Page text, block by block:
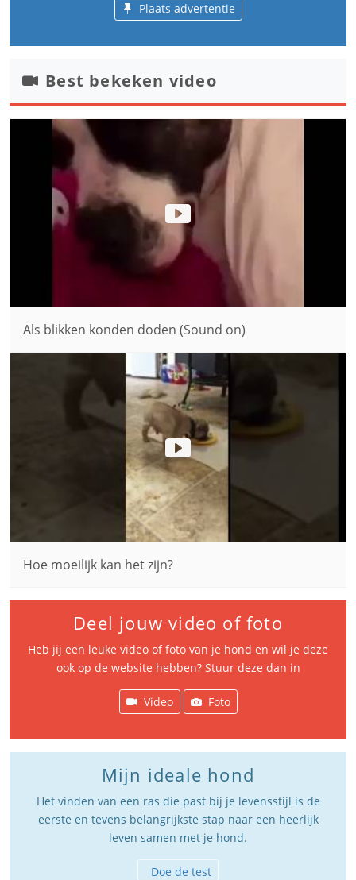
Plaats advertentie
Best bekeken video
Als blikken konden doden (Sound on)
Hoe moeilijk kan het zijn?
Deel jouw video of foto
Heb jij een leuke video of foto van je hond en wil je deze
ook op de website hebben? Stuur deze dan in
Video Foto
Mijn ideale hond
Het vinden van een ras die past bij je levensstijl is de
eerste en tevens belangrijkste stap naar een heerlijk
leven samen met je hond.
Doe de test